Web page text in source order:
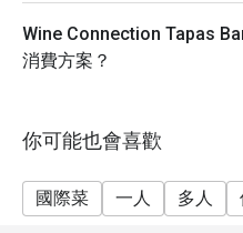
- Discounts apply on
away.
table is ready.
reservation time, and
only.
Wine Connection Tapas
消費方案？
你可能也會喜歡
國際菜 一人 多人